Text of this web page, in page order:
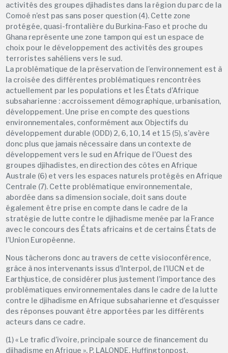
activités des groupes djihadistes dans la région du parc de la
Comoé n’est pas sans poser question (4). Cette zone
protégée, quasi-frontalière du Burkina-Faso et proche du
Ghana représente une zone tampon qui est un espace de
choix pour le développement des activités des groupes
terroristes sahéliens vers le sud.
La problématique de la préservation de l’environnement est à
la croisée des différentes problématiques rencontrées
actuellement par les populations et les États d’Afrique
subsaharienne : accroissement démographique, urbanisation,
développement. Une prise en compte des questions
environnementales, conformément aux Objectifs du
développement durable (ODD) 2, 6, 10, 14 et 15 (5), s’avère
donc plus que jamais nécessaire dans un contexte de
développement vers le sud en Afrique de l’Ouest des
groupes djihadistes, en direction des côtes en Afrique
Australe (6) et vers les espaces naturels protégés en Afrique
Centrale (7). Cette problématique environnementale,
abordée dans sa dimension sociale, doit sans doute
également être prise en compte dans le cadre de la
stratégie de lutte contre le djihadisme menée par la France
avec le concours des États africains et de certains États de
l’Union Européenne.
Nous tâcherons donc au travers de cette visioconférence,
grâce à nos intervenants issus d’Interpol, de l’IUCN et de
Earthjustice, de considérer plus justement l’importance des
problématiques environnementales dans le cadre de la lutte
contre le djihadisme en Afrique subsaharienne et d’esquisser
des réponses pouvant être apportées par les différents
acteurs dans ce cadre.
(1) « Le trafic d’ivoire, principale source de financement du
djihadisme en Afrique », P. LALONDE, Huffingtonpost,